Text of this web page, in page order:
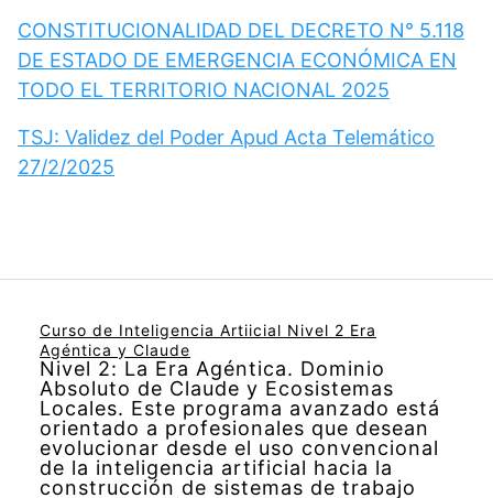
CONSTITUCIONALIDAD DEL DECRETO N° 5.118
DE ESTADO DE EMERGENCIA ECONÓMICA EN
TODO EL TERRITORIO NACIONAL 2025
TSJ: Validez del Poder Apud Acta Telemático
27/2/2025
Curso de Inteligencia Artiicial Nivel 2 Era
Agéntica y Claude
Nivel 2: La Era Agéntica. Dominio
Absoluto de Claude y Ecosistemas
Locales. Este programa avanzado está
orientado a profesionales que desean
evolucionar desde el uso convencional
de la inteligencia artificial hacia la
construcción de sistemas de trabajo